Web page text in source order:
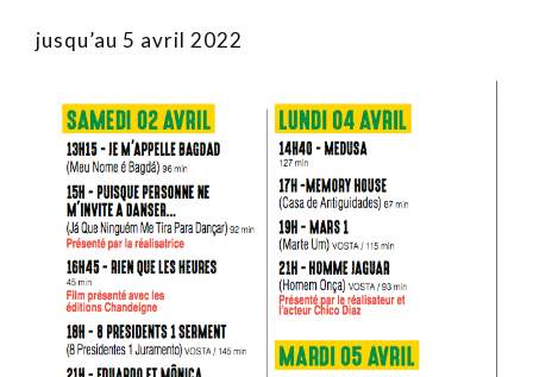
jusqu’au 5 avril 2022